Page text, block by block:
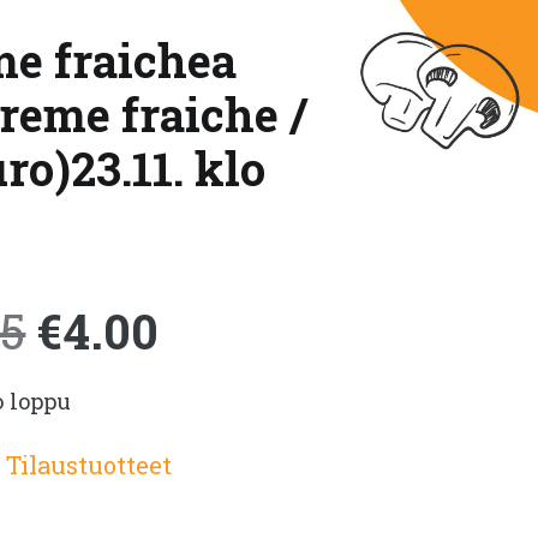
fraichea
fraiche /
klo
Alkuperäinen
hinta
€4.00
loppu
Tilaustuotteet